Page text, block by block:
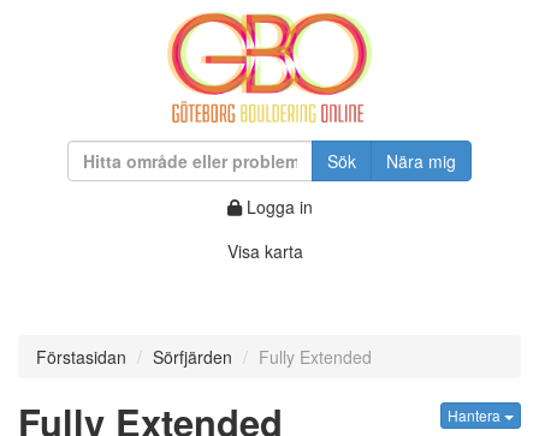
Sök
Nära mig
Logga in
Visa karta
Förstasidan Sörfjärden Fully Extended
Fully Extended Hantera